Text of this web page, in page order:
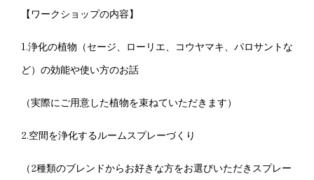
【ワークショップの内容】
1.浄化の植物（セージ、ローリエ、コウヤマキ、パロサントな
ど）の効能や使い方のお話
（実際にご用意した植物を束ねていただきます）
2.空間を浄化するルームスプレーづくり
（2種類のブレンドからお好きな方をお選びいただきスプレー